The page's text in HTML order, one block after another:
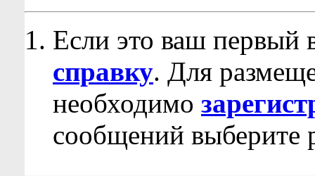
Если это ваш первый
справку. Для
необходимо
сообщений выберите